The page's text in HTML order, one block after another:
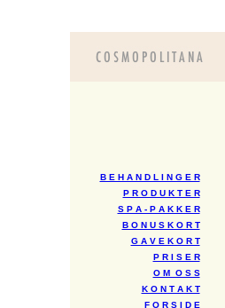
B E H A N D L I N G E R
P R O D U K T E R
S P A - P A K K E R
B O N U S K O R T
G A V E K O R T
P R I S E R
O M O S S
K O N T A K T
F O R S I D E